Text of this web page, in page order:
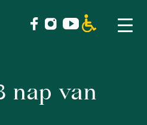
nap van